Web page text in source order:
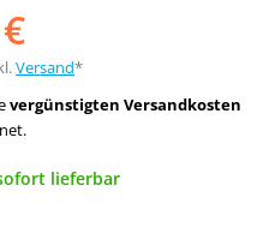
Versand*
vergünstigten Versandkosten
lieferbar